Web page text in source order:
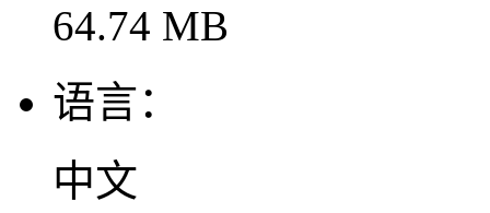
64.74 MB
语言：
中文